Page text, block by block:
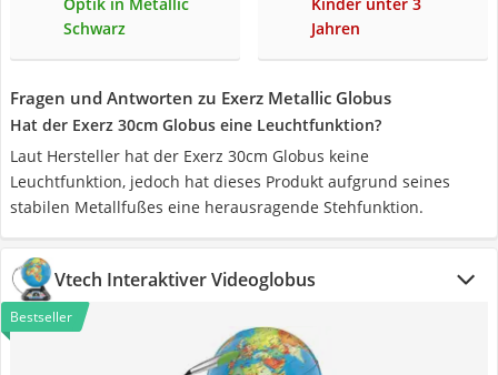
Schwarz
Jahren
Fragen und Antworten zu Exerz Metallic Globus
Hat der Exerz 30cm Globus eine Leuchtfunktion?
Laut Hersteller hat der Exerz 30cm Globus keine
Leuchtfunktion, jedoch hat dieses Produkt aufgrund seines
stabilen Metallfußes eine herausragende Stehfunktion.
Vtech Interaktiver Videoglobus
Bestseller